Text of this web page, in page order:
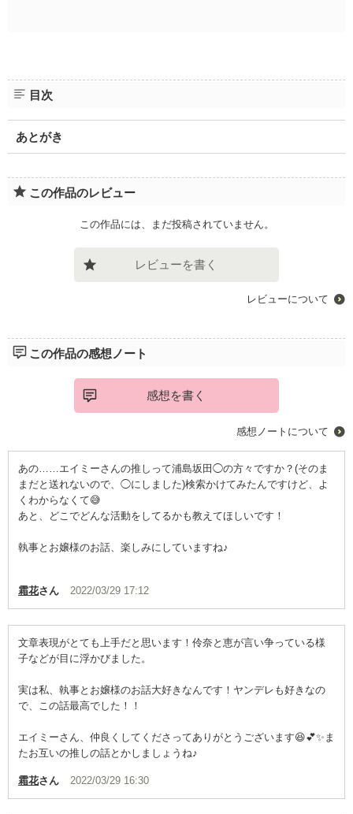
目次
あとがき
この作品のレビュー
この作品には、まだ投稿されていません。
レビューを書く
レビューについて
この作品の感想ノート
感想を書く
感想ノートについて
あの……エイミーさんの推しって浦島坂田◯の方々ですか？(そのま
まだと送れないので、◯にしました)検索かけてみたんですけど、よ
くわからなくて😅
あと、どこでどんな活動をしてるかも教えてほしいです！
執事とお嬢様のお話、楽しみにしていますね♪
霜花さん 2022/03/29 17:12
文章表現がとても上手だと思います！伶奈と恵が言い争っている様
子などが目に浮かびました。
実は私、執事とお嬢様のお話大好きなんです！ヤンデレも好きなの
で、この話最高でした！！
エイミーさん、仲良くしてくださってありがとうございます😆💕✨ま
たお互いの推しの話とかしましょうね♪
霜花さん 2022/03/29 16:30